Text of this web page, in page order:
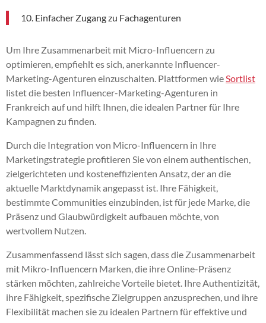
10. Einfacher Zugang zu Fachagenturen
Um Ihre Zusammenarbeit mit Micro-Influencern zu
optimieren, empfiehlt es sich, anerkannte Influencer-
Marketing-Agenturen einzuschalten. Plattformen wie Sortlist
listet die besten Influencer-Marketing-Agenturen in
Frankreich auf und hilft Ihnen, die idealen Partner für Ihre
Kampagnen zu finden.
Durch die Integration von Micro-Influencern in Ihre
Marketingstrategie profitieren Sie von einem authentischen,
zielgerichteten und kosteneffizienten Ansatz, der an die
aktuelle Marktdynamik angepasst ist. Ihre Fähigkeit,
bestimmte Communities einzubinden, ist für jede Marke, die
Präsenz und Glaubwürdigkeit aufbauen möchte, von
wertvollem Nutzen.
Zusammenfassend lässt sich sagen, dass die Zusammenarbeit
mit Mikro-Influencern Marken, die ihre Online-Präsenz
stärken möchten, zahlreiche Vorteile bietet. Ihre Authentizität,
ihre Fähigkeit, spezifische Zielgruppen anzusprechen, und ihre
Flexibilität machen sie zu idealen Partnern für effektive und